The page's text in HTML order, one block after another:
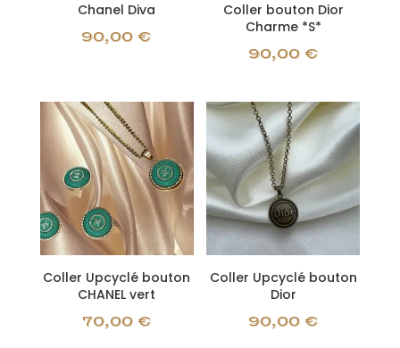
Chanel Diva
90,00€
Coller bouton Dior
Charme *S*
90,00 €
Coller Upcyclé bouton
CHANEL vert
70,00 €
Coller Upcyclé bouton
Dior
90,00 €